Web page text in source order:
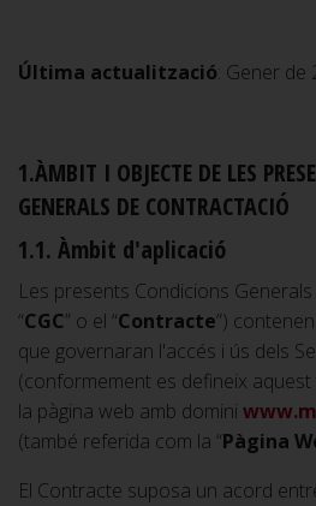
Última actualització: Gener de
1.ÀMBIT I OBJECTE DE LES
GENERALS DE CONTRACTACIÓ
1.1. Àmbit d'aplicació
Les presents Condicions
“CGC” o el “Contracte”)
que governaran l'accés i ús dels
(conformement es defineix
la pàgina web amb domini
(també referida com la “Pàgina
El Contracte suposa un acord